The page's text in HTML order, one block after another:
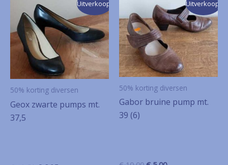
Uitverkoop!
50% korting diversen
Geox zwarte pumps mt.
37,5
Uitverkoop!
50% korting diversen
Gabor bruine pump mt.
39 (6)